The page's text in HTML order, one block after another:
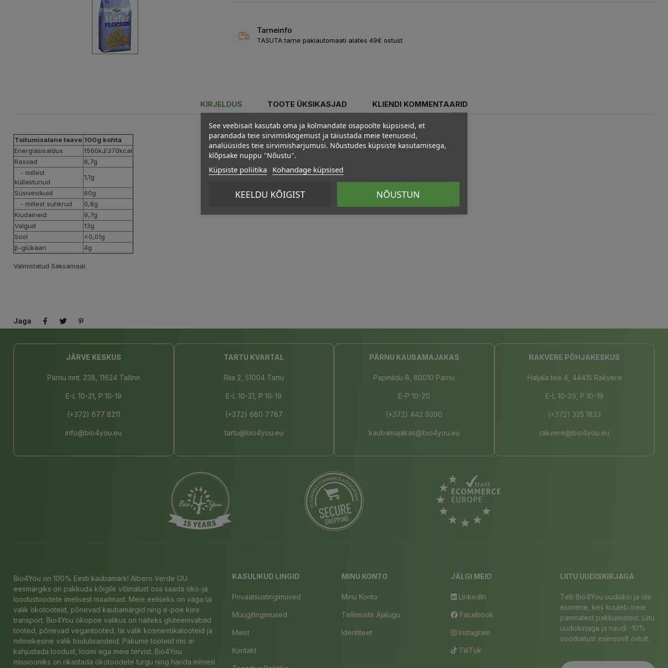
Tarneinfo
TASUTA tarne pakiautomaati alates 49€ ostust
KIRJELDUS TOOTE ÜKSIKASJAD KLIENDI KOMMENTAARID
Toitumisalane teave 100g kohta
Energiasisaldus
1560kJ/370kcal
Rasvad
6,7g
- millest
küllastunud
1,1g
Süsivesikuid
60g
- millest suhkrud
0,8g
Kiudaineid
9,7g
Valgud
13g
Sool
<0,01g
β-glükaan
4g
Valmistatud Saksamaal.
Jaga
JÄRVE KESKUS
Pärnu mnt. 238, 11624 Tallinn
E-L 10-21, P 10-19
(+372) 677 8211
info@bio4you.eu
TARTU KVARTAL
Riia 2, 51004 Tartu
E-L 10-21, P 10-19
(+372) 680 7787
tartu@bio4you.eu
PÄRNU KAUBAMAJAKAS
Papiniidu 8, 80010 Pärnu
E-P 10-20
(+372) 442 9390
kaubamajakas@bio4you.eu
RAKVERE PÕHJAKESKUS
Haljala tee 4, 44415 Rakvere
E-L 10-20, P 10-19
(+372) 325 1833
rakvere@bio4you.eu
Bio4You on 100% Eesti kaubamärk! Albero Verde OÜ
eesmärgiks on pakkuda kõigile võimalust osa saada öko-ja
loodustoodete imelisest maailmast. Meie eeliseks on väga lai
valik ökotooteid, põnevad kaubamärgid ning e-poe kiire
transport. Bio4You ökopoe valikus on näiteks gluteenivabad
tooted, põnevad vegantooted, lai valik kosmeetikatooteid ja
mitmekesine valik toidulisandeid. Pakume tooteid mis ei
kahjustada loodust, loomi ega meie tervist. Bio4You
missiooniks on rikastada ökotoodete turgu ning harida inimesi
KASULIKUD LINGID
Privaatsustingimused
Müügitingimused
Meist
Kontakt
MINU KONTO
Minu Konto
Tellimuste Ajalugu
Identiteet
JÄLGI MEID
LinkedIn
Facebook
Instagram
TikTok
LIITU UUDISKIRJAGA
Telli Bio4You uudiskiri ja ole
esimene, kes kuuleb meie
parimatest pakkumistest. Liitu
uudiskirjaga ja naudi -10%
soodustust esimeselt ostult.
See veebisait kasutab oma ja kolmandate osapoolte küpsiseid, et
parandada teie sirvimiskogemust ja täiustada meie teenuseid,
analüüsides teie sirvimisharjumusi. Nõustudes küpsiste kasutamisega,
klõpsake nuppu "Nõustu".
Küpsiste poliitika Kohandage küpsised
KEELDU KÕIGIST NÕUSTUN